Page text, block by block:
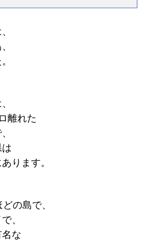
離れた
ります。
の島で、
、
な